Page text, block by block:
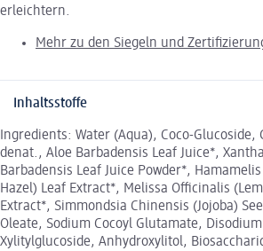
erleichtern.
Mehr zu den Siegeln und
Inhaltsstoffe
Ingredients: Water (Aqua), Coco-Glucoside,
denat., Aloe Barbadensis Leaf Juice*,
Barbadensis Leaf Juice Powder*,
Hazel) Leaf Extract*, Melissa Officinalis
Extract*, Simmondsia Chinensis (Jojoba)
Oleate, Sodium Cocoyl Glutamate,
Xylitylglucoside, Anhydroxylitol,